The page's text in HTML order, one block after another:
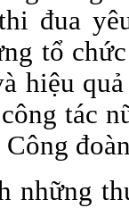
đua
tổ
hiệu
tác
những